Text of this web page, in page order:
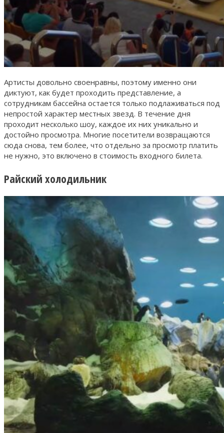
Артисты довольно своенравны, поэтому именно они
диктуют, как будет проходить представление, а
сотрудникам бассейна остается только подлаживаться под
непростой характер местных звезд. В течение дня
проходит несколько шоу, каждое их них уникально и
достойно просмотра. Многие посетители возвращаются
сюда снова, тем более, что отдельно за просмотр платить
не нужно, это включено в стоимость входного билета.
Райский холодильник